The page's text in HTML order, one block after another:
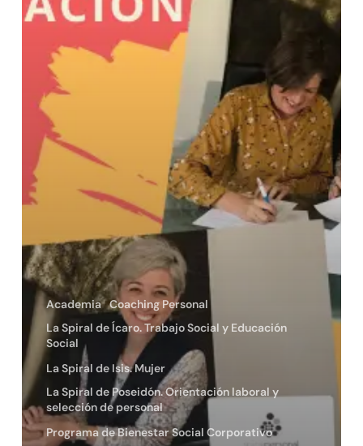
Academia Coaching Personal
La Spiral de Ícaro. Trabajo Social y Educación
Social
La Spiral de Isis. Mujer
La Spiral de Poseidón. Orientación laboral y
selección de personal
Programa de Bienestar Social Corporativo